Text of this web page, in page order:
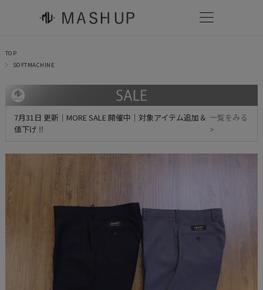
TOP
SOFTMACHINE
7月31日 更新｜MORE SALE 開催中｜対象アイテム追加＆
値下げ ‼
一覧をみる
>